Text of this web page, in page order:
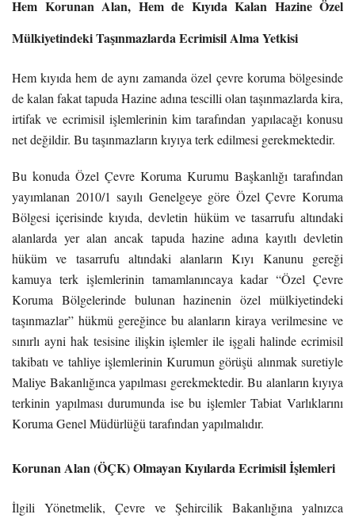
Hem Korunan Alan, Hem de Kıyıda Kalan Hazine Özel
Mülkiyetindeki Taşınmazlarda Ecrimisil Alma Yetkisi
Hem kıyıda hem de aynı zamanda özel çevre koruma bölgesinde
de kalan fakat tapuda Hazine adına tescilli olan taşınmazlarda kira,
irtifak ve ecrimisil işlemlerinin kim tarafından yapılacağı konusu
net değildir. Bu taşınmazların kıyıya terk edilmesi gerekmektedir.
Bu konuda Özel Çevre Koruma Kurumu Başkanlığı tarafından
yayımlanan 2010/1 sayılı Genelgeye göre Özel Çevre Koruma
Bölgesi içerisinde kıyıda, devletin hüküm ve tasarrufu altındaki
alanlarda yer alan ancak tapuda hazine adına kayıtlı devletin
hüküm ve tasarrufu altındaki alanların Kıyı Kanunu gereği
kamuya terk işlemlerinin tamamlanıncaya kadar “Özel Çevre
Koruma Bölgelerinde bulunan hazinenin özel mülkiyetindeki
taşınmazlar” hükmü gereğince bu alanların kiraya verilmesine ve
sınırlı ayni hak tesisine ilişkin işlemler ile işgali halinde ecrimisil
takibatı ve tahliye işlemlerinin Kurumun görüşü alınmak suretiyle
Maliye Bakanlığınca yapılması gerekmektedir. Bu alanların kıyıya
terkinin yapılması durumunda ise bu işlemler Tabiat Varlıklarını
Koruma Genel Müdürlüğü tarafından yapılmalıdır.
Korunan Alan (ÖÇK) Olmayan Kıyılarda Ecrimisil İşlemleri
İlgili Yönetmelik, Çevre ve Şehircilik Bakanlığına yalnızca